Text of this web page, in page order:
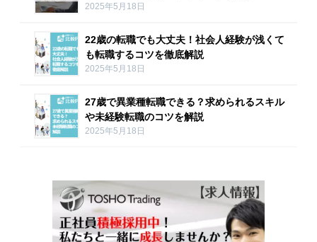
2025年5月18日
22歳の転職でも大丈夫！社会人経験が浅くて
も転職するコツを徹底解説
2025年5月18日
27歳で異業種転職できる？求められるスキル
や未経験転職のコツを解説
2025年5月18日